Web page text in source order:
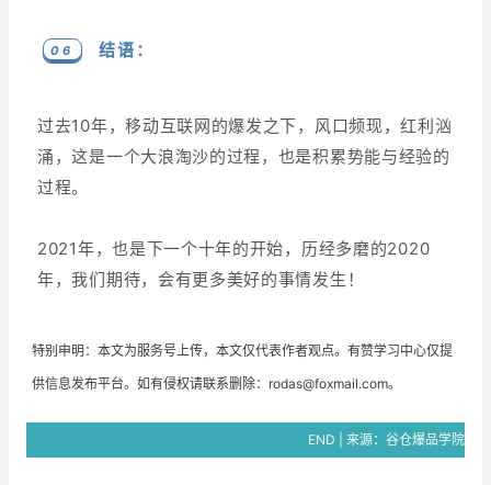
0 6 结语：
过去10年，移动互联网的爆发之下，风口频现，红利汹
涌，这是一个大浪淘沙的过程，也是积累势能与经验的
过程。
2021年，也是下一个十年的开始，历经多磨的2020
年，我们期待，会有更多美好的事情发生！
特别申明：本文为服务号上传， 本文仅代表作者观点。 有赞学习中心仅提
供信息发布平台。如有侵权请联系删除：rodas@foxmail.com。
END | 来源：谷仓爆品学院